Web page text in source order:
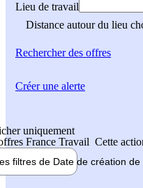
Lieu de travail
Distance autour du lieu
Rechercherdes offres
uniquement
France Travail Cette
filtres de Date de création de
Créer une alerte